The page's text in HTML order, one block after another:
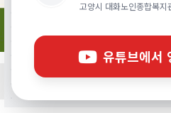
고양시 대화노인종합복지
유튜브에서
오늘의
식단
2026-08-07 금